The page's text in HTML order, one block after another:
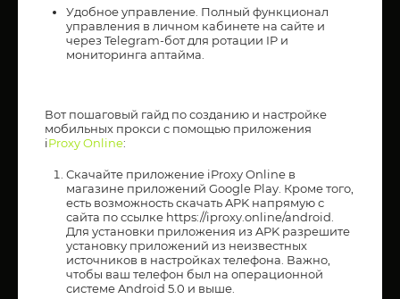
Удобное управление. Полный функционал
управления в личном кабинете на сайте и
через Telegram-бот для ротации IP и
мониторинга аптайма.
Вот пошаговый гайд по созданию и настройке
мобильных прокси с помощью приложения
iProxy Online:
Скачайте приложение iProxy Online в
магазине приложений Google Play. Кроме того,
есть возможность скачать APK напрямую с
сайта по ссылке https://iproxy.online/android.
Для установки приложения из APK разрешите
установку приложений из неизвестных
источников в настройках телефона. Важно,
чтобы ваш телефон был на операционной
системе Android 5.0 и выше.